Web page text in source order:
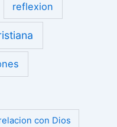
reflexion
con Dios